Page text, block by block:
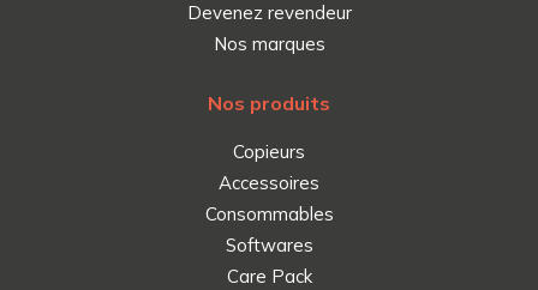
Devenez revendeur
Nos marques
Nos produits
Copieurs
Accessoires
Consommables
Softwares
Care Pack